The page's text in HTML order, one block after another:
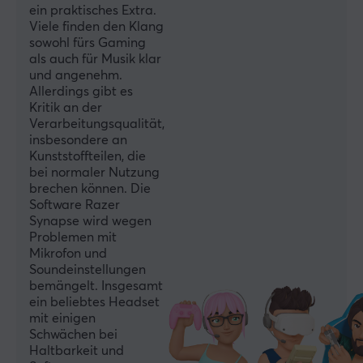
TECHNISCHE DATEN
DEFAULT
Frequenzgang
12-28000 Hz
Impedanz
32 Ω
Lautstärkeregelung
Ja
Sensibilität
100 dB
Stummschalten umschalten
Ja
Batterielebensdauer
ein praktisches Extra.
Viele finden den Klang
sowohl fürs Gaming
als auch für Musik klar
und angenehm.
Allerdings gibt es
Kritik an der
Verarbeitungsqualität,
insbesondere an
Kunststoffteilen, die
bei normaler Nutzung
brechen können. Die
Software Razer
Synapse wird wegen
Problemen mit
Mikrofon und
Soundeinstellungen
bemängelt. Insgesamt
ein beliebtes Headset
mit einigen
Schwächen bei
Haltbarkeit und